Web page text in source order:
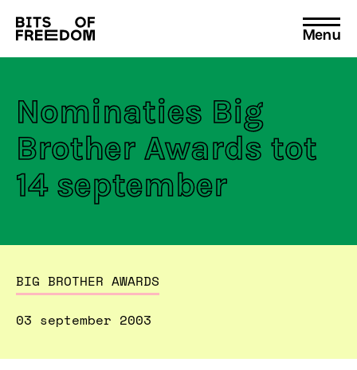
Search
for:
Menu
Nominaties Big
Brother Awards tot
14 september
BIG BROTHER AWARDS
03 september 2003